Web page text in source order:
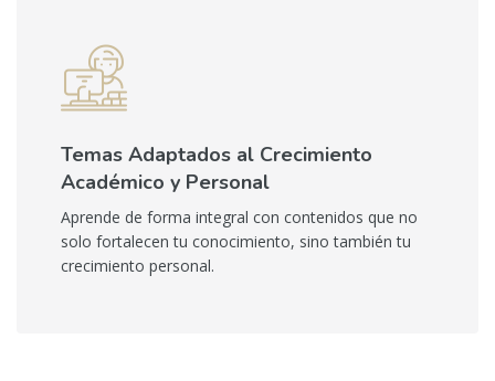
Temas Adaptados al Crecimiento
Académico y Personal
Aprende de forma integral con contenidos que no
solo fortalecen tu conocimiento, sino también tu
crecimiento personal.